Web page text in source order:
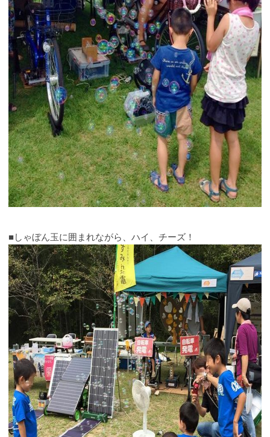
■しゃぼん玉に囲まれながら、ハイ、チーズ！